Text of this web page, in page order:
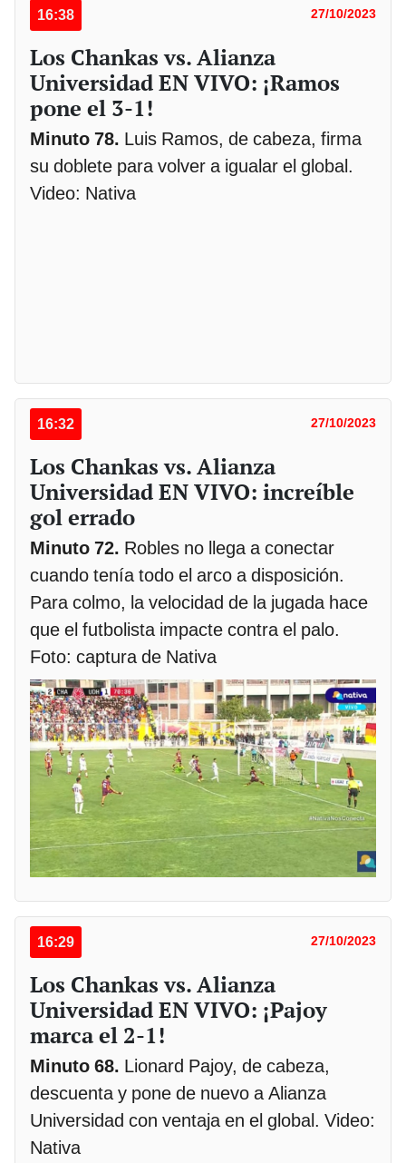
16:38 27/10/2023
Los Chankas vs. Alianza
Universidad EN VIVO: ¡Ramos
pone el 3-1!
Minuto 78. Luis Ramos, de cabeza, firma
su doblete para volver a igualar el global.
Video: Nativa
16:32 27/10/2023
Los Chankas vs. Alianza
Universidad EN VIVO: increíble
gol errado
Minuto 72. Robles no llega a conectar
cuando tenía todo el arco a disposición.
Para colmo, la velocidad de la jugada hace
que el futbolista impacte contra el palo.
Foto: captura de Nativa
16:29 27/10/2023
Los Chankas vs. Alianza
Universidad EN VIVO: ¡Pajoy
marca el 2-1!
Minuto 68. Lionard Pajoy, de cabeza,
descuenta y pone de nuevo a Alianza
Universidad con ventaja en el global. Video:
Nativa